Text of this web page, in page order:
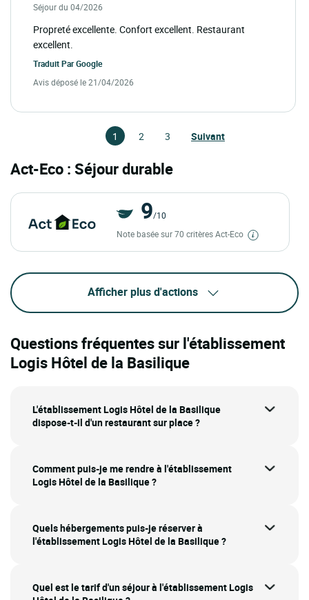
Séjour du 04/2026
Propreté excellente. Confort excellent. Restaurant
excellent.
Traduit ParGoogle
Avis déposé le 21/04/2026
1 2 3 Suivant
Act-Eco : Séjour durable
9/10
Note basée sur 70 critères Act-Eco
Afficher plus d'actions
Questions fréquentes sur l'établissement
Logis Hôtel de la Basilique
L'établissement Logis Hôtel de la Basilique
dispose-t-il d'un restaurant sur place ?
Comment puis-je me rendre à l'établissement
Logis Hôtel de la Basilique ?
Quels hébergements puis-je réserver à
l'établissement Logis Hôtel de la Basilique ?
Quel est le tarif d'un séjour à l'établissement Logis